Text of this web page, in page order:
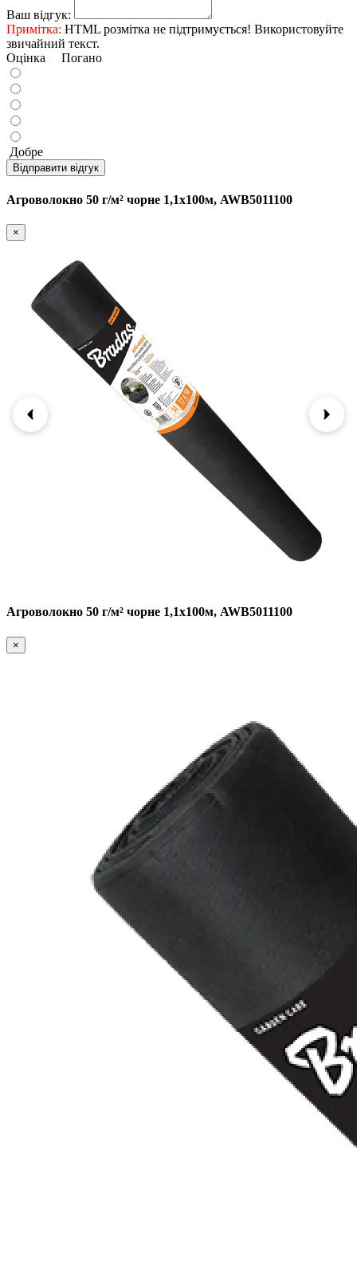
Ваш відгук:
Примітка: HTML розмітка не підтримується! Використовуйте
звичайний текст.
Оцінка Погано
Добре
Відправити відгук
Агроволокно 50 г/м² чорне 1,1х100м, AWB5011100
×
Агроволокно 50 г/м² чорне 1,1х100м, AWB5011100
×